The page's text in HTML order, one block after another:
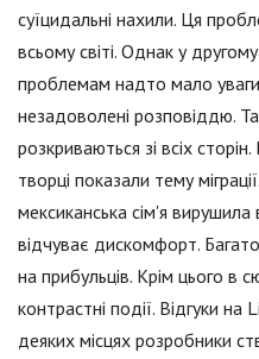
суїцидальні нахили. Ця
всьому світі. Однак у
проблемам надто мало
незадоволені розповіддю.
розкриваються зі всіх
творці показали тему
мексиканська сім'я вирушила
відчуває дискомфорт.
на прибульців. Крім цього в
контрастні події. Відгуки
деяких місцях розробники